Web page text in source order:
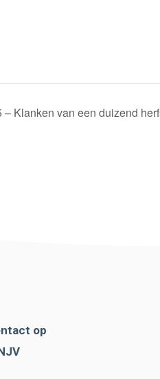
Klanken van een duizend
op